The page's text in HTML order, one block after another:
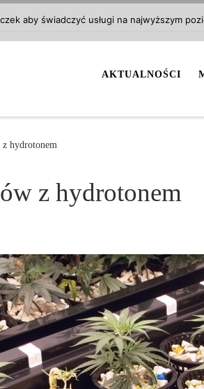
AKTUALNOŚCI
z hydrotonem
z hydrotonem
aby świadczyć usługi na najwyższym